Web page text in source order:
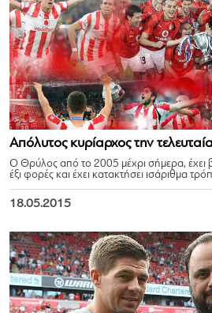
Απόλυτος κυρίαρχος την
Ο Θρύλος από το 2005 μέχρι σήμερα, έχει
έξι φορές και έχει κατακτήσει ισάριθμα
18.05.2015